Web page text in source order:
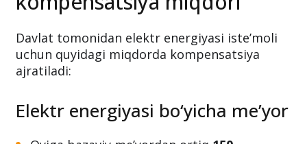
Elektr energiyasi uchun
kompensatsiya miqdori
uchun quyidagi miqdorda kompensatsiya
ajratiladi: